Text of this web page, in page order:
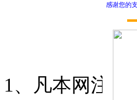
感谢您的
1、凡本网注